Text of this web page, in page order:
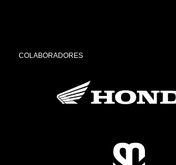
COLABORADORES